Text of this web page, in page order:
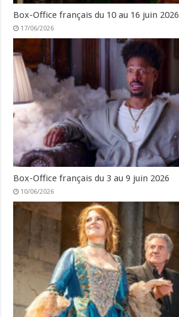
Box-Office français du 10 au 16 juin 2026
17/06/2026
Box-Office français du 3 au 9 juin 2026
10/06/2026